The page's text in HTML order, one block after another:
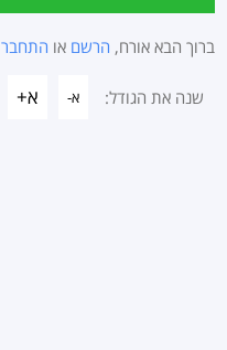
ברוך הבא אורח, הרשם או התחבר
שנה את הגודל: א- א+